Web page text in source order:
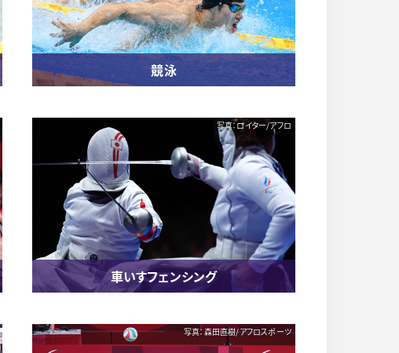
競泳
写真：ロイター/アフロ
車いすフェンシング
写真：森田直樹/アフロスポーツ